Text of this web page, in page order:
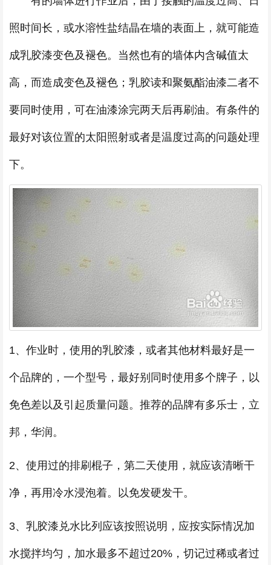
照时间长，或水溶性盐结晶在墙的表面上，就可能造
成乳胶漆变色及褪色。当然也有的墙体内含碱值太
高，而造成变色及褪色；乳胶读和聚氨酯油漆二者不
要同时使用，可在油漆涂完两天后再刷油。有条件的
最好对该位置的太阳照射或者是温度过高的问题处理
下。
1、作业时，使用的乳胶漆，或者其他材料最好是一
个品牌的，一个型号，最好别同时使用多个牌子，以
免色差以及引起质量问题。推荐的品牌有多乐士，立
邦，华润。
2、使用过的排刷棍子，第二天使用，就应该清晰干
净，再用冷水浸泡着。以免发硬发干。
3、乳胶漆兑水比列应该按照说明，应按实际情况加
水搅拌均匀，加水最多不超过20%，切记过稀或者过